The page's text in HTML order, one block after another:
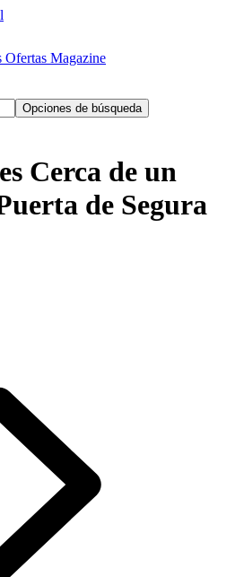
Ofertas Magazine
Opciones de búsqueda
Cerca de un
de Segura